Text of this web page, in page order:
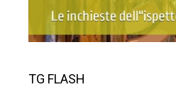
TG FLASH